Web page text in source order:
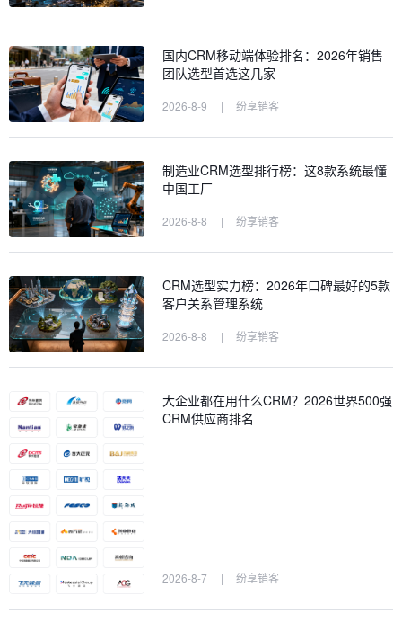
国内CRM移动端体验排名：2026年销售
团队选型首选这几家
2026-8-9 | 纷享销客
制造业CRM选型排行榜：这8款系统最懂
中国工厂
2026-8-8 | 纷享销客
CRM选型实力榜：2026年口碑最好的5款
客户关系管理系统
2026-8-8 | 纷享销客
大企业都在用什么CRM？2026世界500强
CRM供应商排名
2026-8-7 | 纷享销客